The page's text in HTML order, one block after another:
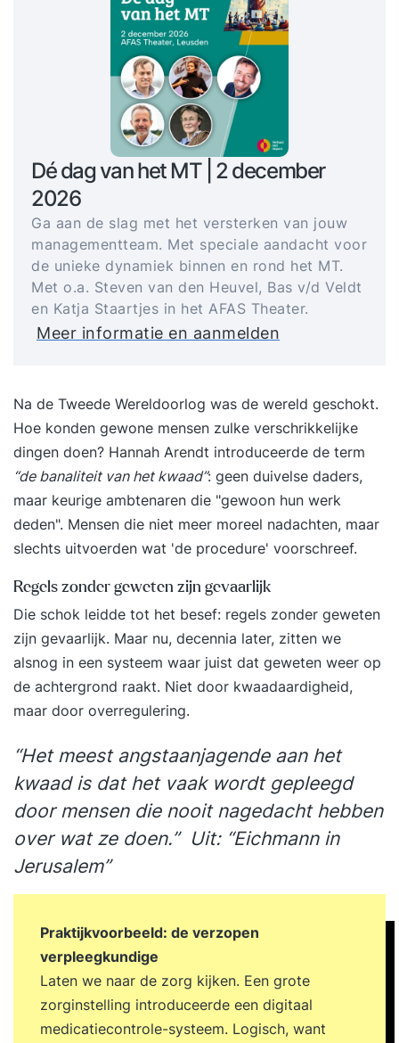
Dé dag van het MT | 2 december
2026
Ga aan de slag met het versterken van jouw
managementteam. Met speciale aandacht voor
de unieke dynamiek binnen en rond het MT.
Met o.a. Steven van den Heuvel, Bas v/d Veldt
en Katja Staartjes in het AFAS Theater.
Meer informatie en aanmelden
Na de Tweede Wereldoorlog was de wereld geschokt.
Hoe konden gewone mensen zulke verschrikkelijke
dingen doen? Hannah Arendt introduceerde de term
“de banaliteit van het kwaad”: geen duivelse daders,
maar keurige ambtenaren die "gewoon hun werk
deden". Mensen die niet meer moreel nadachten, maar
slechts uitvoerden wat 'de procedure' voorschreef.
Regels zonder geweten zijn gevaarlijk
Die schok leidde tot het besef: regels zonder geweten
zijn gevaarlijk. Maar nu, decennia later, zitten we
alsnog in een systeem waar juist dat geweten weer op
de achtergrond raakt. Niet door kwaadaardigheid,
maar door overregulering.
“Het meest angstaanjagende aan het
kwaad is dat het vaak wordt gepleegd
door mensen die nooit nagedacht hebben
over wat ze doen.” Uit: “Eichmann in
Jerusalem”
Praktijkvoorbeeld: de verzopen
verpleegkundige
Laten we naar de zorg kijken. Een grote
zorginstelling introduceerde een digitaal
medicatiecontrole-systeem. Logisch, want